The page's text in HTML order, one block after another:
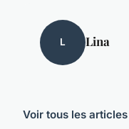
L Lina
Voir tous les